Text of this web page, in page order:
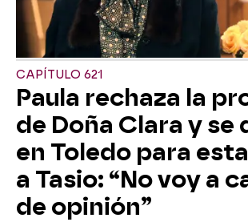
CAPÍTULO 621
Paula rechaza la
de Doña Clara y se
en Toledo para
a Tasio: “No voy a
de opinión”